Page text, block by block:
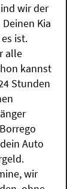
wir der
Kia
ist.
alle
kannst
Stunden
Auto
wir